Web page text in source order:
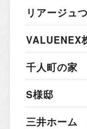
リアージュ
千人町の家
S様邸
三井ホーム